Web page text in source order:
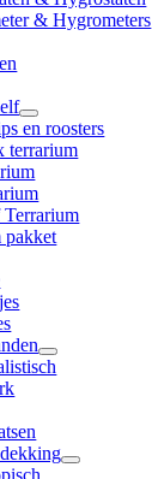
& Hygrometers
en roosters
terrarium
pakket